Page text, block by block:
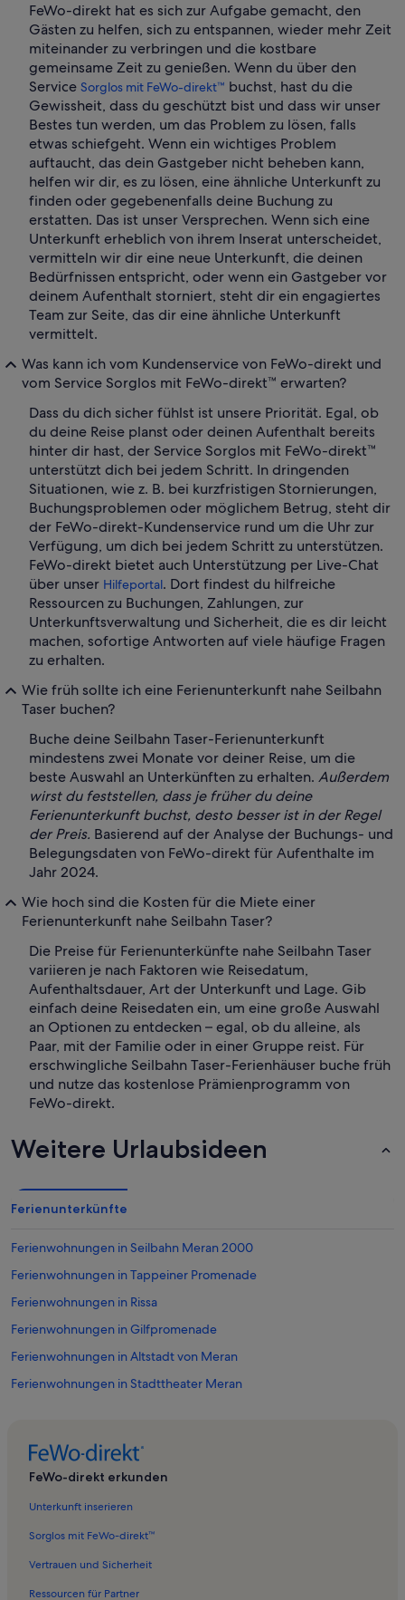
FeWo-direkt hat es sich zur Aufgabe gemacht, den
Gästen zu helfen, sich zu entspannen, wieder mehr Zeit
miteinander zu verbringen und die kostbare
gemeinsame Zeit zu genießen. Wenn du über den
Service Sorglos mit FeWo-direkt™ buchst, hast du die
Gewissheit, dass du geschützt bist und dass wir unser
Bestes tun werden, um das Problem zu lösen, falls
etwas schiefgeht. Wenn ein wichtiges Problem
auftaucht, das dein Gastgeber nicht beheben kann,
helfen wir dir, es zu lösen, eine ähnliche Unterkunft zu
finden oder gegebenenfalls deine Buchung zu
erstatten. Das ist unser Versprechen. Wenn sich eine
Unterkunft erheblich von ihrem Inserat unterscheidet,
vermitteln wir dir eine neue Unterkunft, die deinen
Bedürfnissen entspricht, oder wenn ein Gastgeber vor
deinem Aufenthalt storniert, steht dir ein engagiertes
Team zur Seite, das dir eine ähnliche Unterkunft
vermittelt.
Was kann ich vom Kundenservice von FeWo-direkt und
vom Service Sorglos mit FeWo-direkt™ erwarten?
Dass du dich sicher fühlst ist unsere Priorität. Egal, ob
du deine Reise planst oder deinen Aufenthalt bereits
hinter dir hast, der Service Sorglos mit FeWo-direkt™
unterstützt dich bei jedem Schritt. In dringenden
Situationen, wie z. B. bei kurzfristigen Stornierungen,
Buchungsproblemen oder möglichem Betrug, steht dir
der FeWo-direkt-Kundenservice rund um die Uhr zur
Verfügung, um dich bei jedem Schritt zu unterstützen.
FeWo-direkt bietet auch Unterstützung per Live-Chat
über unser Hilfeportal. Dort findest du hilfreiche
Ressourcen zu Buchungen, Zahlungen, zur
Unterkunftsverwaltung und Sicherheit, die es dir leicht
machen, sofortige Antworten auf viele häufige Fragen
zu erhalten.
Wie früh sollte ich eine Ferienunterkunft nahe Seilbahn
Taser buchen?
Buche deine Seilbahn Taser-Ferienunterkunft
mindestens zwei Monate vor deiner Reise, um die
beste Auswahl an Unterkünften zu erhalten. Außerdem
wirst du feststellen, dass je früher du deine
Ferienunterkunft buchst, desto besser ist in der Regel
der Preis. Basierend auf der Analyse der Buchungs- und
Belegungsdaten von FeWo-direkt für Aufenthalte im
Jahr 2024.
Wie hoch sind die Kosten für die Miete einer
Ferienunterkunft nahe Seilbahn Taser?
Die Preise für Ferienunterkünfte nahe Seilbahn Taser
variieren je nach Faktoren wie Reisedatum,
Aufenthaltsdauer, Art der Unterkunft und Lage. Gib
einfach deine Reisedaten ein, um eine große Auswahl
an Optionen zu entdecken – egal, ob du alleine, als
Paar, mit der Familie oder in einer Gruppe reist. Für
erschwingliche Seilbahn Taser-Ferienhäuser buche früh
und nutze das kostenlose Prämienprogramm von
FeWo-direkt.
Weitere Urlaubsideen
Ferienunterkünfte
Ferienwohnungen in Seilbahn Meran 2000
Ferienwohnungen in Tappeiner Promenade
Ferienwohnungen in Rissa
Ferienwohnungen in Gilfpromenade
Ferienwohnungen in Altstadt von Meran
Ferienwohnungen in Stadttheater Meran
Ferienwohnungen in Maia-Park
Ferienwohnungen in Parco Schiller
FeWo-direkt erkunden
Unterkunft inserieren
Sorglos mit FeWo-direkt™
Vertrauen und Sicherheit
Ressourcen für Partner